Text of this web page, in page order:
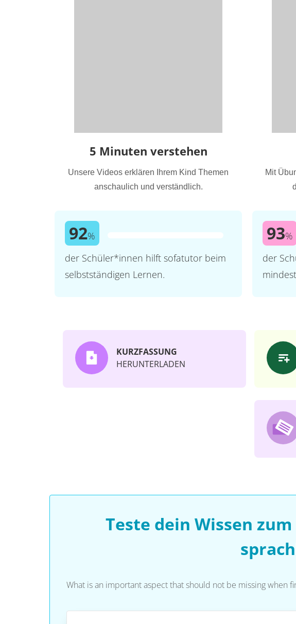
5 Minuten verstehen
Unsere Videos erklären Ihrem Kind Themen
anschaulich und verständlich.
92%
der Schüler*innen hilft sofatutor beim
selbstständigen Lernen.
Mit
93%
der
KURZFASSUNG
HERUNTERLADEN
Teste dein Wissen
What is an important aspect that should not be missing when